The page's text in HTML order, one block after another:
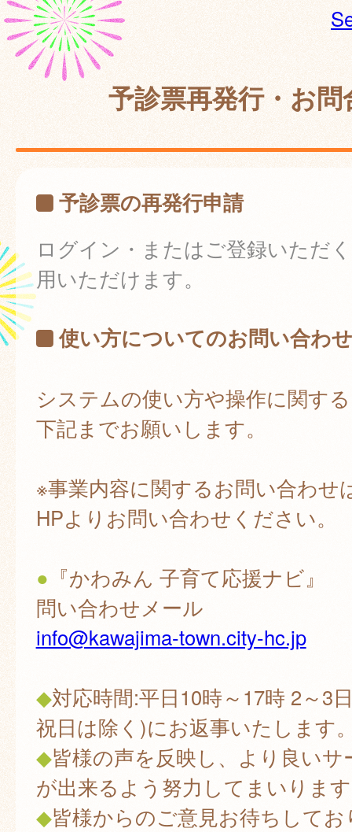
予診票再発行・お問
予診票の再発行申請
ログイン・またはご登録いただ
用いただけます。
使い方についてのお問い合わせ
システムの使い方や操作に関す
下記までお願いします。
※事業内容に関するお問い合わせ
HPよりお問い合わせください。
● 『かわみん 子育て応援ナビ』
問い合わせメール
info@kawajima-town.city-hc.jp
◆対応時間:平日10時～17時 2～3
祝日は除く)にお返事いたします
◆皆様の声を反映し、より良いサ
が出来るよう努力してまいりま
◆皆様からのご意見お待ちしてお